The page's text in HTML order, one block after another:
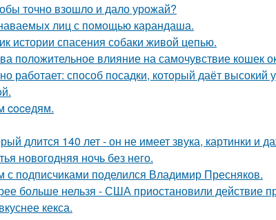
точно взошло и дало урожай?
лиц с помощью карандаша.
истории спасения собаки живой цепью.
положительное влияние на самочувствие кошек
работает: способ посадки, который даёт высокий
coceдям.
длится 140 лет - он не имеет звука, картинки и
новогодняя ночь без него.
с подписчиками поделился Владимир Пресняков.
больше нельзя - США приостановили действие
кекса.